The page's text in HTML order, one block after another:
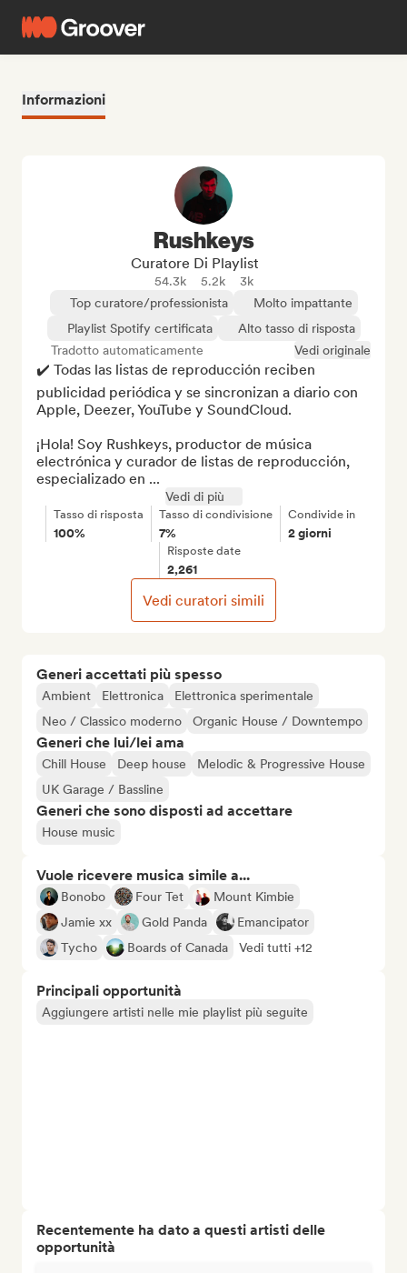
Informazioni
Generi accettati più spesso
Ambient Elettronica
Elettronica sperimentale
Neo / Classico moderno
Organic House / Downtempo
Generi che lui/lei ama
Chill House Deep house
Melodic & Progressive House
UK Garage / Bassline
Generi che sono disposti ad accettare
House music
Vuole ricevere musica simile a...
Bonobo Four Tet
Mount Kimbie
Jamie xx
Gold Panda
Emancipator
Tycho
Boards of Canada Vedi tutti +12
Principali opportunità
Aggiungere artisti nelle mie playlist più seguite
Recentemente ha dato a questi artisti delle
opportunità
Rushkeys
Curatore Di Playlist
54.3k 5.2k
3k
Top curatore/professionista
Molto impattante
Playlist Spotify certificata
Alto tasso di risposta
Tradotto automaticamente
Vedi originale
✔️ Todas las listas de reproducción reciben
publicidad periódica y se sincronizan a diario con
Apple, Deezer, YouTube y SoundCloud.
¡Hola! Soy Rushkeys, productor de música
electrónica y curador de listas de reproducción,
especializado en ...
Vedi di più
Tasso di risposta
100%
Tasso di condivisione
7%
Condivide in
2 giorni
Risposte date
2,261
Vedi curatori simili